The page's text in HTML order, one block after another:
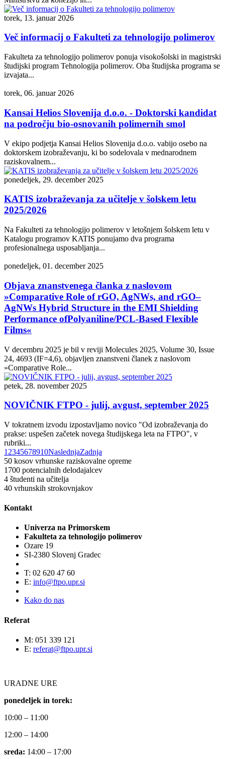
torek, 13. januar 2026
Več informacij o Fakulteti za tehnologijo polimerov
Fakulteta za tehnologijo polimerov ponuja visokošolski in magistrski
študijski program Tehnologija polimerov. Oba študijska programa se
izvajata...
torek, 06. januar 2026
Kansai Helios Slovenija d.o.o. - Doktorski kandidat
na področju bio-osnovanih polimernih smol
V ekipo podjetja Kansai Helios Slovenija d.o.o. vabijo osebo na
doktorskem izobraževanju, ki bo sodelovala v mednarodnem
raziskovalnem...
ponedeljek, 29. december 2025
KATIS izobraževanja za učitelje v šolskem letu
2025/2026
Na Fakulteti za tehnologijo polimerov v letošnjem šolskem letu v
Katalogu programov KATIS ponujamo dva programa
profesionalnega usposabljanja...
ponedeljek, 01. december 2025
Objava znanstvenega članka z naslovom
»Comparative Role of rGO, AgNWs, and rGO–
AgNWs Hybrid Structure in the EMI Shielding
Performance ofPolyaniline/PCL-Based Flexible
Films«
V decembru 2025 je bil v reviji Molecules 2025, Volume 30, Issue
24, 4693 (IF=4,6), objavljen znanstveni članek z naslovom
»Comparative Role...
petek, 28. november 2025
NOVIČNIK FTPO - julij, avgust, september 2025
V tokratnem izvodu izpostavljamo novico "Od izobraževanja do
prakse: uspešen začetek novega študijskega leta na FTPO", v
rubriki...
1 2345678910NaslednjaZadnja
50 kosov vrhunske raziskovalne opreme
1700 potencialnih delodajalcev
4 študenti na učitelja
40 vrhunskih strokovnjakov
Kontakt
Univerza na Primorskem
Fakulteta za tehnologijo polimerov
Ozare 19
SI-2380 Slovenj Gradec
T: 02 620 47 60
E: info@ftpo.upr.si
Kako do nas
Referat
M: 051 339 121
E: referat@ftpo.upr.si
URADNE URE
ponedeljek in torek:
10:00 – 11:00
12:00 – 14:00
sreda: 14:00 – 17:00